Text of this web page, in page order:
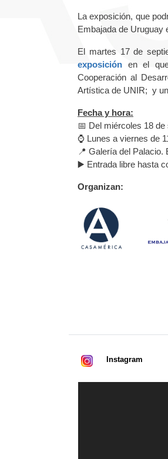
La exposición, que
Embajada de Uruguay
El martes 17 de
exposición en el
Cooperación al
Artística de UNIR; y
Fecha y hora:
📅 Del miércoles 18
⌚ Lunes a viernes de
📍 Galería del
▶️ Entrada libre hasta
Organizan:
Instagram